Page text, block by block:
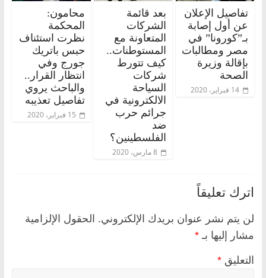
تفاصيل الإعلان
عن أول إصابة
بـ”كورونا” في
مصر ومطالبات
بإقالة وزيرة
الصحة
14 فبراير، 2020
بعد قائمة
الشركات
المتعاونة مع
المستوطنات..
كيف تتورط
شركات
السياحة
الالكترونية في
جرائم حرب
ضد
الفلسطينين؟
8 مارس، 2020
محامون:
المحكمة
نظرت استئناف
حبس باتريك
جورج وفي
انتظار القرار..
والباحث يروي
تفاصيل تعذيبه
15 فبراير، 2020
اترك تعليقاً
لن يتم نشر عنوان بريدك الإلكتروني. الحقول الإلزامية
مشار إليها بـ *
التعليق *